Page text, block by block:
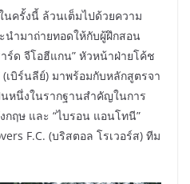
นครั้งนี้ ล้วนเต็มไปด้วยความ
ำมาถ่ายทอดให้กับผู้ฝึกสอน
ร์ด จีโอฮีแกน” หัวหน้าฝ่ายโค้ช
(เบิร์นลีย์) มาพร้อมกับหลักสูตรจา
นหนึ่งในรากฐานสำคัญในการ
กฤษ และ “ไบรอน แอนโทนี”
F.C. (บริสตอล โรเวอร์ส) ทีม